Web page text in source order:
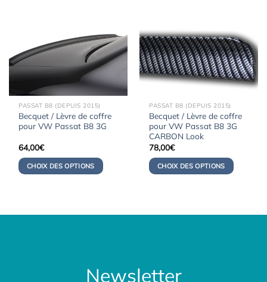
PASSAT B8 (DEPUIS 2015)
Becquet / Lèvre de coffre
pour VW Passat B8 3G
64,00€
CHOIX DES OPTIONS
PASSAT B8 (DEPUIS 2015)
Becquet / Lèvre de coffre
pour VW Passat B8 3G
CARBON Look
78,00€
CHOIX DES OPTIONS
Newsletter